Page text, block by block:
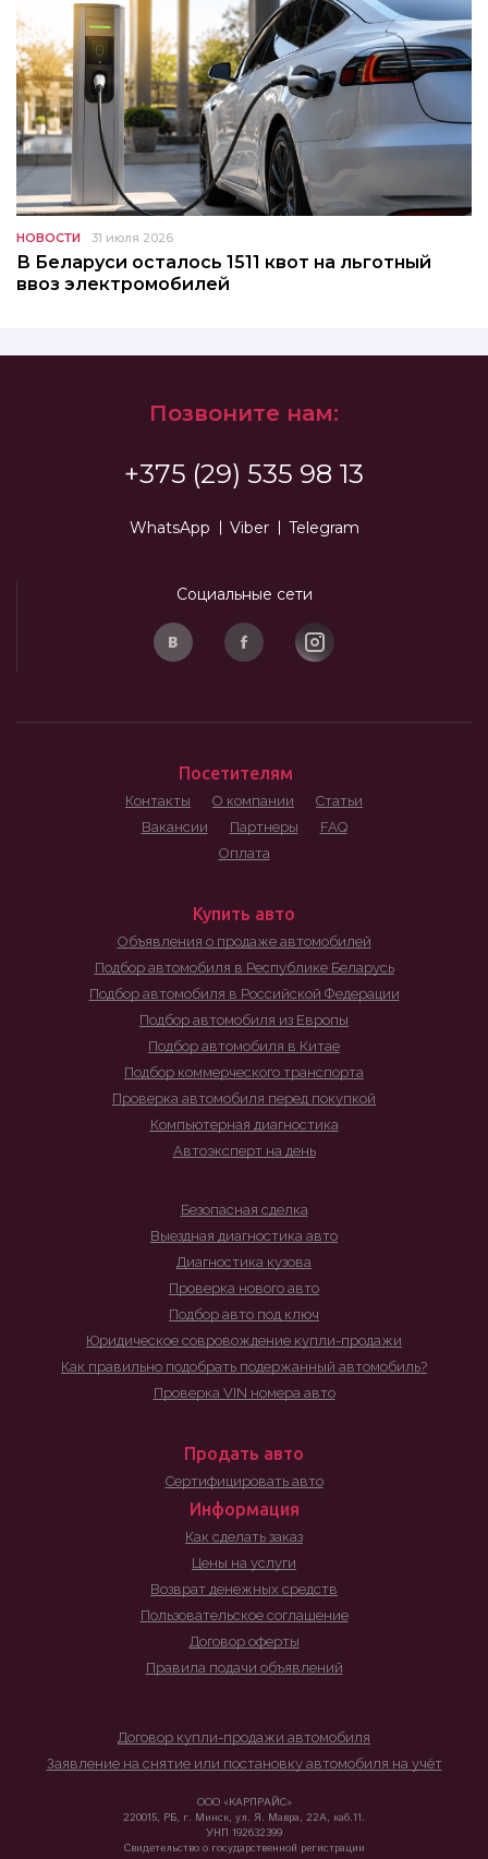
НОВОСТИ 31 июля 2026
В Беларуси осталось 1511 квот на льготный
ввоз электромобилей
Позвоните нам:
+375 (29) 535 98 13
WhatsApp Viber Telegram
Социальные сети
Посетителям
Контакты О компании
Статьи
Вакансии
Партнеры
FAQ
Оплата
Купить авто
Объявления о продаже автомобилей
Подбор автомобиля в Республике Беларусь
Подбор автомобиля в Российской Федерации
Подбор автомобиля из Европы
Подбор автомобиля в Китае
Подбор коммерческого транспорта
Проверка автомобиля перед покупкой
Компьютерная диагностика
Автоэксперт на день
Безопасная сделка
Выездная диагностика авто
Диагностика кузова
Проверка нового авто
Подбор авто под ключ
Юридическое совровождение купли-продажи
Как правильно подобрать подержанный автомобиль?
Проверка VIN номера авто
Продать авто
Сертифицировать авто
Информация
Как сделать заказ
Цены на услуги
Возврат денежных средств
Пользовательское соглашение
Договор оферты
Правила подачи объявлений
Договор купли-продажи автомобиля
Заявление на снятие или постановку автомобиля на учёт
ООО «КАРПРАЙС»
220015, РБ, г. Минск, ул. Я. Мавра, 22А, каб.11.
УНП 192632399
Свидетельство о государственной регистрации